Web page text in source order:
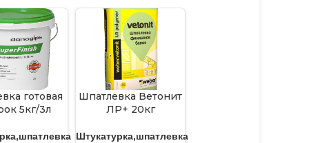
готовая
5кг/3л
Шпатлевка Ветонит
ЛР+ 20кг
Штукатурка,шпатлевка